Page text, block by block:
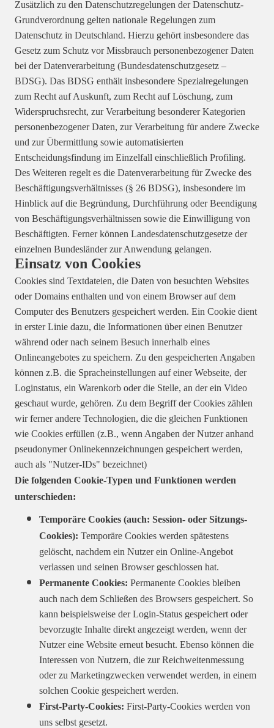
Zusätzlich zu den Datenschutzregelungen der Datenschutz-
Grundverordnung gelten nationale Regelungen zum
Datenschutz in Deutschland. Hierzu gehört insbesondere das
Gesetz zum Schutz vor Missbrauch personenbezogener Daten
bei der Datenverarbeitung (Bundesdatenschutzgesetz –
BDSG). Das BDSG enthält insbesondere Spezialregelungen
zum Recht auf Auskunft, zum Recht auf Löschung, zum
Widerspruchsrecht, zur Verarbeitung besonderer Kategorien
personenbezogener Daten, zur Verarbeitung für andere Zwecke
und zur Übermittlung sowie automatisierten
Entscheidungsfindung im Einzelfall einschließlich Profiling.
Des Weiteren regelt es die Datenverarbeitung für Zwecke des
Beschäftigungsverhältnisses (§ 26 BDSG), insbesondere im
Hinblick auf die Begründung, Durchführung oder Beendigung
von Beschäftigungsverhältnissen sowie die Einwilligung von
Beschäftigten. Ferner können Landesdatenschutzgesetze der
einzelnen Bundesländer zur Anwendung gelangen.
Einsatz von Cookies
Cookies sind Textdateien, die Daten von besuchten Websites
oder Domains enthalten und von einem Browser auf dem
Computer des Benutzers gespeichert werden. Ein Cookie dient
in erster Linie dazu, die Informationen über einen Benutzer
während oder nach seinem Besuch innerhalb eines
Onlineangebotes zu speichern. Zu den gespeicherten Angaben
können z.B. die Spracheinstellungen auf einer Webseite, der
Loginstatus, ein Warenkorb oder die Stelle, an der ein Video
geschaut wurde, gehören. Zu dem Begriff der Cookies zählen
wir ferner andere Technologien, die die gleichen Funktionen
wie Cookies erfüllen (z.B., wenn Angaben der Nutzer anhand
pseudonymer Onlinekennzeichnungen gespeichert werden,
auch als "Nutzer-IDs" bezeichnet)
Die folgenden Cookie-Typen und Funktionen werden
unterschieden:
Temporäre Cookies (auch: Session- oder Sitzungs-
Cookies): Temporäre Cookies werden spätestens
gelöscht, nachdem ein Nutzer ein Online-Angebot
verlassen und seinen Browser geschlossen hat.
Permanente Cookies: Permanente Cookies bleiben
auch nach dem Schließen des Browsers gespeichert. So
kann beispielsweise der Login-Status gespeichert oder
bevorzugte Inhalte direkt angezeigt werden, wenn der
Nutzer eine Website erneut besucht. Ebenso können die
Interessen von Nutzern, die zur Reichweitenmessung
oder zu Marketingzwecken verwendet werden, in einem
solchen Cookie gespeichert werden.
First-Party-Cookies: First-Party-Cookies werden von
uns selbst gesetzt.